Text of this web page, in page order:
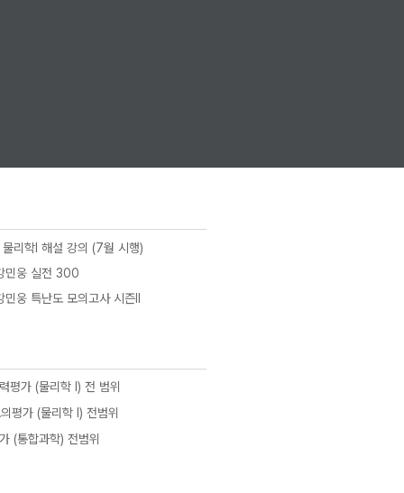
리학I 해설 강의 (7월 시행)
민웅 실전 300
웅 특난도 모의고사 시즌II
가 (물리학 I) 전 범위
가 (물리학 I) 전범위
통합과학) 전범위
내일은 물리왕 OT